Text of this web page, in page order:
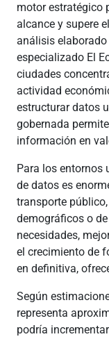
motor estratégico
alcance y supere
análisis
especializado El
ciudades
actividad
estructurar datos
gobernada
información en
Para los entornos
de datos es
transporte
demográficos o
necesidades,
el crecimiento de
en definitiva,
Según
representa
podría